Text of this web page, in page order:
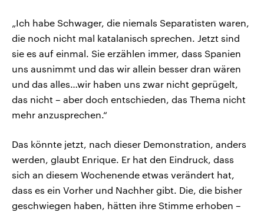
„Ich habe Schwager, die niemals Separatisten waren,
die noch nicht mal katalanisch sprechen. Jetzt sind
sie es auf einmal. Sie erzählen immer, dass Spanien
uns ausnimmt und das wir allein besser dran wären
und das alles…wir haben uns zwar nicht geprügelt,
das nicht – aber doch entschieden, das Thema nicht
mehr anzusprechen.“
Das könnte jetzt, nach dieser Demonstration, anders
werden, glaubt Enrique. Er hat den Eindruck, dass
sich an diesem Wochenende etwas verändert hat,
dass es ein Vorher und Nachher gibt. Die, die bisher
geschwiegen haben, hätten ihre Stimme erhoben –